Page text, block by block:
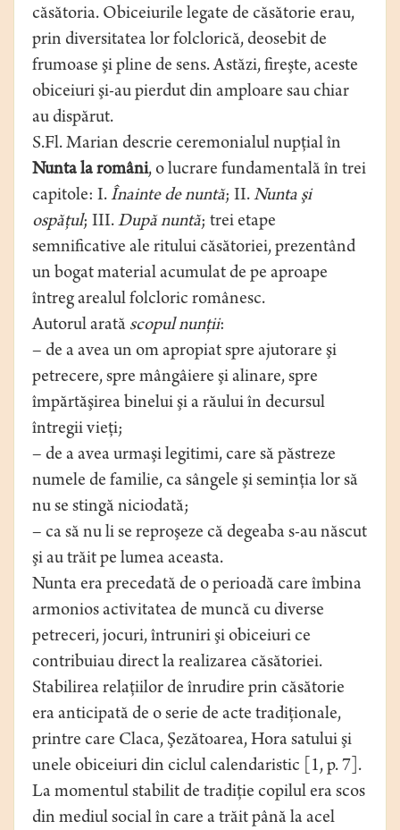
căsătoria. Obiceiurile legate de căsătorie erau,
prin diversitatea lor folclorică, deosebit de
frumoase şi pline de sens. Astăzi, fireşte, aceste
obiceiuri şi-au pierdut din amploare sau chiar
au dispărut.
S.Fl. Marian descrie ceremonialul nupţial în
Nunta la români, o lucrare fundamentală în trei
capitole: I.Înainte de nuntă; II.Nunta şi
ospăţul; III.După nuntă; trei etape
semnificative ale ritului căsătoriei, prezentând
un bogat material acumulat de pe aproape
întreg arealul folcloric românesc.
Autorul arată scopul nunţii:
– de a avea un om apropiat spre ajutorare şi
petrecere, spre mângâiere şi alinare, spre
împărtăşirea binelui şi a răului în decursul
întregii vieţi;
– de a avea urmaşi legitimi, care să păstreze
numele de familie, ca sângele şi seminţia lor să
nu se stingă niciodată;
– ca să nu li se reproşeze că degeaba s-au născut
şi au trăit pe lumea aceasta.
Nunta era precedată de o perioadă care îmbina
armonios activitatea de muncă cu diverse
petreceri, jocuri, întruniri şi obiceiuri ce
contribuiau direct la realizarea căsătoriei.
Stabilirea relaţiilor de înrudire prin căsătorie
era anticipată de o serie de acte tradiţionale,
printre care Claca, Şezătoarea, Hora satului şi
unele obiceiuri din ciclul calendaristic [1, p. 7].
La momentul stabilit de tradiţie copilul era scos
din mediul social în care a trăit până la acel